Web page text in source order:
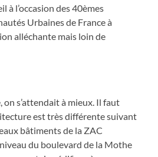
à l’occasion des 40èmes
Urbaines de France à
alléchante mais loin de
on s’attendait à mieux. Il faut
est très différente suivant
bâtiments de la ZAC
du boulevard de la Mothe